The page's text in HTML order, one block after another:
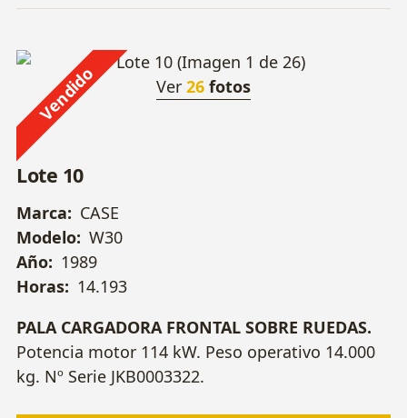
Vendido Ver 26 fotos
Lote 10
Marca: CASE
Modelo: W30
Año: 1989
Horas: 14.193
PALA CARGADORA FRONTAL SOBRE RUEDAS.
Potencia motor 114 kW. Peso operativo 14.000
kg. Nº Serie JKB0003322.